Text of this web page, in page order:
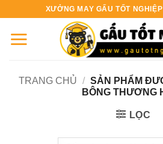
nội
XƯỞNG MAY GẤU TỐT
TRANG CHỦ / SẢN PHẨM
BÔNG THƯƠNG
LỌC